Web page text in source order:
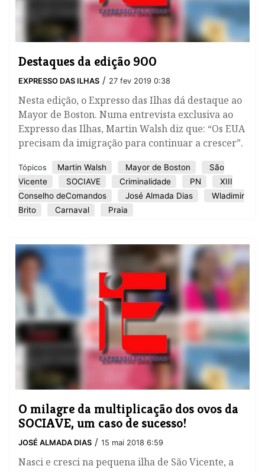
Destaques da edição 900
EXPRESSO DAS ILHAS / 27 fev 2019 0:38
Nesta edição, o Expresso das Ilhas dá destaque ao
Mayor de Boston. Numa entrevista exclusiva ao
Expresso das Ilhas, Martin Walsh diz que: “Os EUA
precisam da imigração para continuar a crescer”.
Tópicos Martin Walsh Mayor de Boston
São
Vicente
SOCIAVE Criminalidade PN
XIII
Conselho deComandos
José Almada Dias
Wladimir
Brito
Carnaval Praia
O milagre da multiplicação dos ovos da
SOCIAVE, um caso de sucesso!
JOSÉ ALMADA DIAS / 15 mai 2018 6:59
​Nasci e cresci na pequena ilha de São Vicente, a